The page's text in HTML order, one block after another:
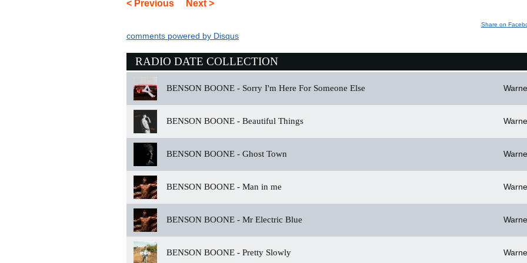
< Previous Next >
Share on
comments powered by Disqus
RADIO DATE COLLECTION
BENSON BOONE - Sorry I'm Here For Someone Else
BENSON BOONE - Beautiful Things
BENSON BOONE - Ghost Town
BENSON BOONE - Man in me
BENSON BOONE - Mr Electric Blue
BENSON BOONE - Pretty Slowly